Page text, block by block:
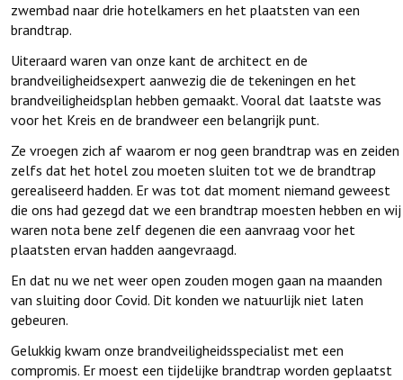
zwembad naar drie hotelkamers en het plaatsten van een
brandtrap.
Uiteraard waren van onze kant de architect en de
brandveiligheidsexpert aanwezig die de tekeningen en het
brandveiligheidsplan hebben gemaakt. Vooral dat laatste was
voor het Kreis en de brandweer een belangrijk punt.
Ze vroegen zich af waarom er nog geen brandtrap was en zeiden
zelfs dat het hotel zou moeten sluiten tot we de brandtrap
gerealiseerd hadden. Er was tot dat moment niemand geweest
die ons had gezegd dat we een brandtrap moesten hebben en wij
waren nota bene zelf degenen die een aanvraag voor het
plaatsten ervan hadden aangevraagd.
En dat nu we net weer open zouden mogen gaan na maanden
van sluiting door Covid. Dit konden we natuurlijk niet laten
gebeuren.
Gelukkig kwam onze brandveiligheidsspecialist met een
compromis. Er moest een tijdelijke brandtrap worden geplaatst